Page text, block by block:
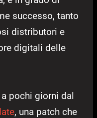
successo, tanto
distributori e
digitali delle
pochi giorni dal
, una patch che